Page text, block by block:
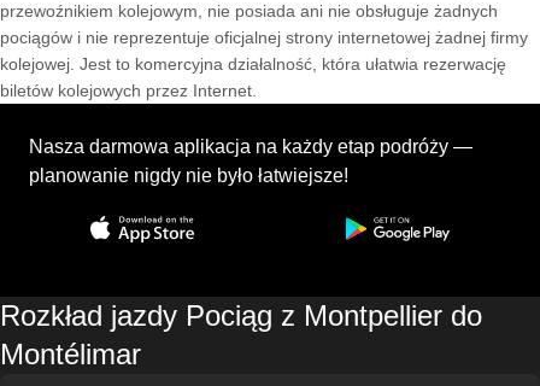
przewoźnikiem kolejowym, nie posiada ani nie obsługuje żadnych
pociągów i nie reprezentuje oficjalnej strony internetowej żadnej firmy
kolejowej. Jest to komercyjna działalność, która ułatwia rezerwację
biletów kolejowych przez Internet.
Nasza darmowa aplikacja na każdy etap podróży —
planowanie nigdy nie było łatwiejsze!
Rozkład jazdy Pociąg z Montpellier do
Montélimar